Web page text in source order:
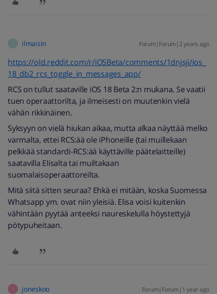
ilmaisin Forum|Forum|2 years ago
https://old.reddit.com/r/iOSBeta/comments/1dnjsji/ios_
18_db2_rcs_toggle_in_messages_app/
RCS on tullut saataville iOS 18 Beta 2:n mukana. Se vaatii
tuen operaattorilta, ja ilmeisesti on muutenkin vielä
vähän rikkinäinen.
Syksyyn on vielä hiukan aikaa, mutta alkaa näyttää melko
varmalta, ettei RCS:ää ole iPhoneille (tai muillekaan
pelkkää standardi-RCS:ää käyttäville päätelaitteille)
saatavilla Elisalta tai muiltakaan
suomalaisoperaattoreilta.
Mitä siitä sitten seuraa? Ehkä ei mitään, koska Suomessa
Whatsapp ym. ovat niin yleisiä. Elisa voisi kuitenkin
vähintään pyytää anteeksi naureskelulla höystettyjä
pötypuheitaan.
joneskoo Forum|Forum|1 year ago